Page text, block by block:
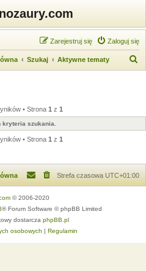
Zaloguj się
Zarejestruj się
Szukaj Aktywne tematy
a
j
• Strona 1 z 1
kryteria szukania.
• Strona 1 z 1
Strefa czasowa UTC+01:00
© 2006-2020
® Forum Software © phpBB Limited
dostarcza phpBB.pl
osobowych | Regulamin